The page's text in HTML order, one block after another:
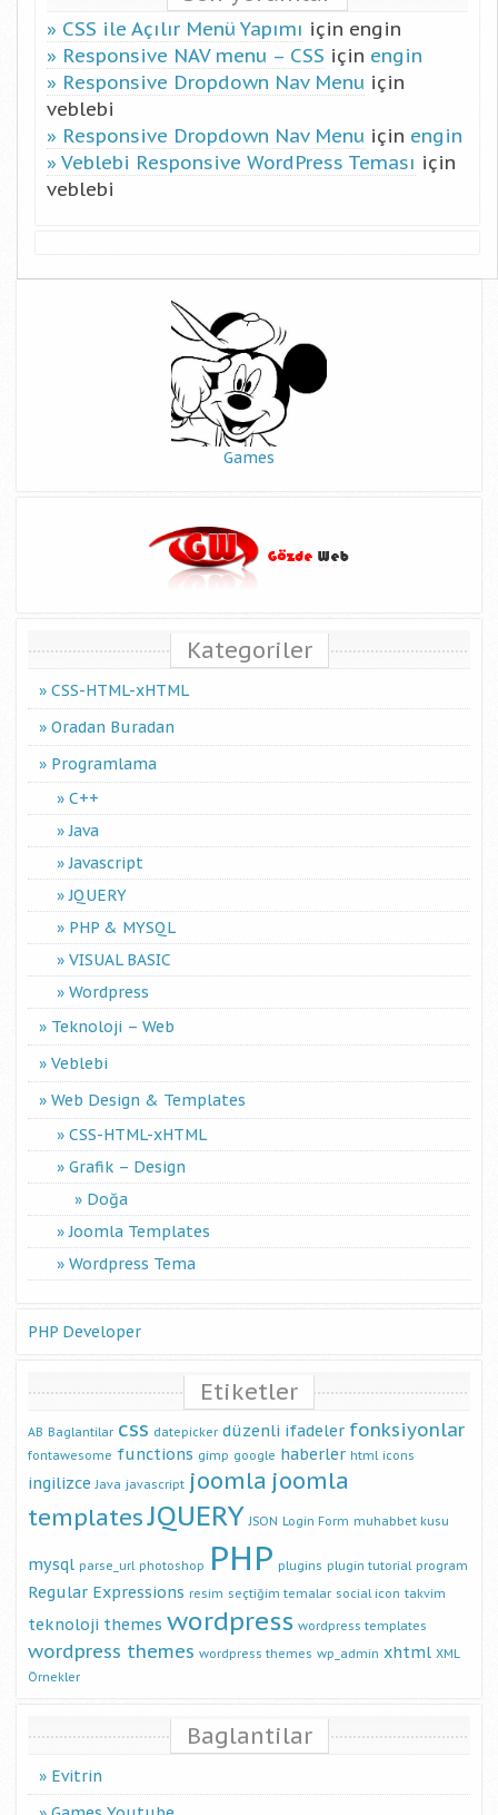
CSS ile Açılır Menü Yapımı için engin
Responsive NAV menu – CSS için engin
Responsive Dropdown Nav Menu için
veblebi
Responsive Dropdown Nav Menu için engin
Veblebi Responsive WordPress Teması için
veblebi
Games
Kategoriler
CSS-HTML-xHTML
Oradan Buradan
Programlama
C++
Java
Javascript
JQUERY
PHP & MYSQL
VISUAL BASIC
Wordpress
Teknoloji – Web
Veblebi
Web Design & Templates
CSS-HTML-xHTML
Grafik – Design
Doğa
Joomla Templates
Wordpress Tema
PHP Developer
Etiketler
AB Baglantilar css datepicker düzenli ifadeler fonksiyonlar
fontawesome functions gimp google haberler html icons
ingilizce Java javascript joomla joomla
templatesJQUERY JSON Login Form muhabbet kusu
mysql parse_url photoshop PHP plugins plugin tutorial program
Regular Expressions resim seçtiğim temalar social icon takvim
teknoloji themes wordpress wordpress templates
wordpress themes wordpress themes wp_admin xhtml XML
Örnekler
Baglantilar
Evitrin